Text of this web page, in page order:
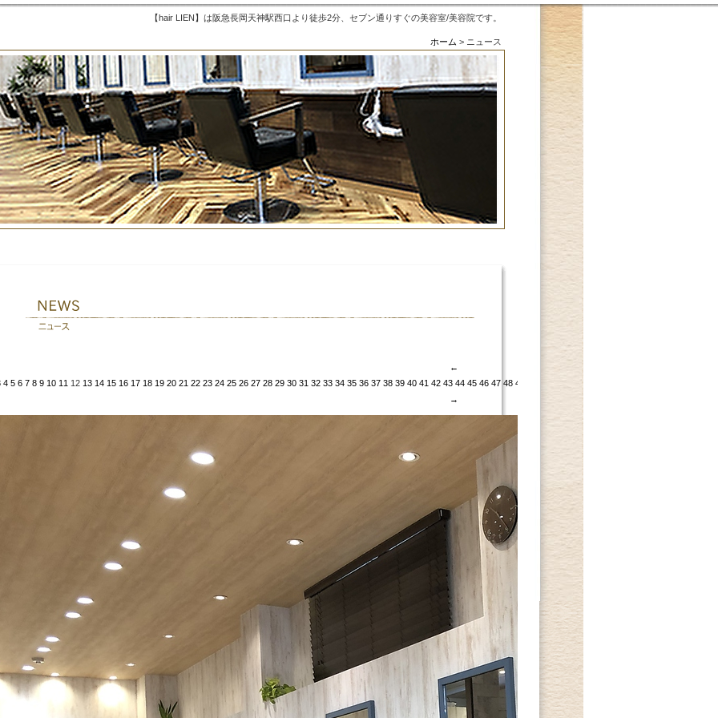
【hair LIEN】は阪急長岡天神駅西口より徒歩2分、セブン通りすぐの美容室/美容院です。
ホーム > ニュース
←
4 5 6 7 8 9 10 11 12 13 14 15 16 17 18 19 20 21 22 23 24 25 26 27 28 29 30 31 32 33 34 35 36 37 38 39 40 41 42 43 44 45 46 47 48 49 54
→